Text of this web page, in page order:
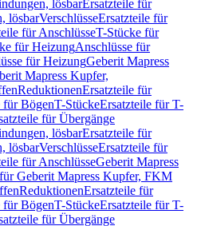
lösbarErsatzteile für
lösbarVerschlüsseErsatzteile für
für AnschlüsseT-Stücke für
für HeizungAnschlüsse für
für HeizungGeberit Mapress
Mapress Kupfer,
ReduktionenErsatzteile für
für BögenT-StückeErsatzteile für T-
für Übergänge
lösbarErsatzteile für
lösbarVerschlüsseErsatzteile für
für AnschlüsseGeberit Mapress
Geberit Mapress Kupfer, FKM
ReduktionenErsatzteile für
für BögenT-StückeErsatzteile für T-
für Übergänge